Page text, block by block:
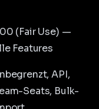
(Fair Use) —
Features
API,
Seats, Bulk-